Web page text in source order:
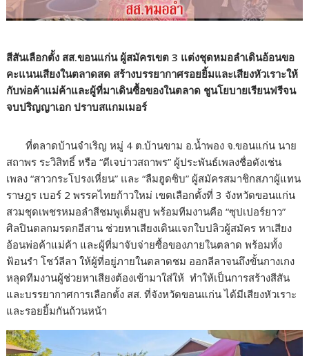
สีสันเลือกตั้ง สส.ขอนแก่น ผู้สมัครเขต3 แต่งชุดหมอลำเดินอ้อนขอ
คะแนนเสียงในตลาดสด สร้างบรรยากาศรอยยิ้มและเสียงหัวเราะให้
กับพ่อค้าแม่ค้าและผู้ที่มาเดินซื้อของในตลาด ชูนโยบายเรียนฟรีจน
จบปริญญาเอก ปราบสแกมเมอร์
ที่ตลาดบ้านจำเริญ หมู่ 4 ต.บ้านขาม อ.น้ำพอง จ.ขอนแก่น นาย
สถาพร ระวิสิทธิ์ หรือ “ดีเจบ่าวสถาพร” ผู้ประพันธ์เพลงชื่อดังเช่น
เพลง “สาวกระโปรงเหี่ยน” และ “ลืมฮูดซิบ” ผู้สมัครสมาชิกสภาผู้แทน
ราษฎร เบอร์ 2 พรรคไทยก้าวใหม่ เขตเลือกตั้งที่ 3 จังหวัดขอนแก่น
สวมชุดเพชรหมอลำสีชมพูเต็มสูบ พร้อมทีมงานคือ “ซุปเปอร์ยาว”
ศิลปินตลกมรดกอีสาน ช่วยหาเสียงเดินแจกใบปลิวผู้สมัคร หาเสียง
อ้อนพ่อค้าแม่ค้า และผู้ที่มาจับจ่ายซื้อของภายในตลาด พร้อมทั้ง
ฟ้อนรำ โชว์ลีลา ให้ผู้ที่อยู่ภายในตลาดชม ออกลีลาจนถึงขั้นกางเกง
หลุดทีมงานผู้ช่วยหาเสียงต้องเข้ามาใส่ให้ ทำให้เป็นการสร้างสีสัน
และบรรยากาศการเลือกตั้ง สส. ที่จังหวัดขอนแก่น ได้มีเสียงหัวเราะ
และรอยยิ้มกันถ้วนหน้า